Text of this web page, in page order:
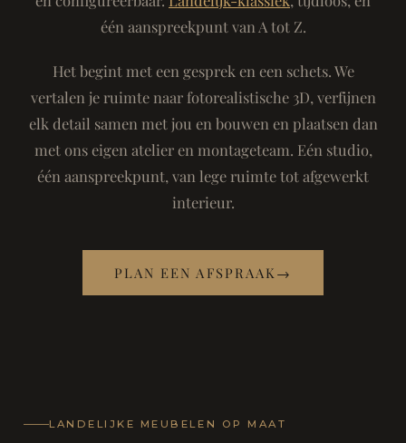
één aanspreekpunt van A tot Z.
Het begint met een gesprek en een schets. We
vertalen je ruimte naar fotorealistische 3D, verfijnen
elk detail samen met jou en bouwen en plaatsen dan
met ons eigen atelier en montageteam. Eén studio,
één aanspreekpunt, van lege ruimte tot afgewerkt
interieur.
PLAN EEN AFSPRAAK →
LANDELIJKE MEUBELEN OP MAAT